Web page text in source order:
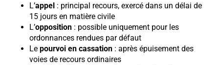
L’appel : principal recours, exercé dans un délai de
15 jours en matière civile
L’opposition : possible uniquement pour les
ordonnances rendues par défaut
Le pourvoi en cassation : après épuisement des
voies de recours ordinaires